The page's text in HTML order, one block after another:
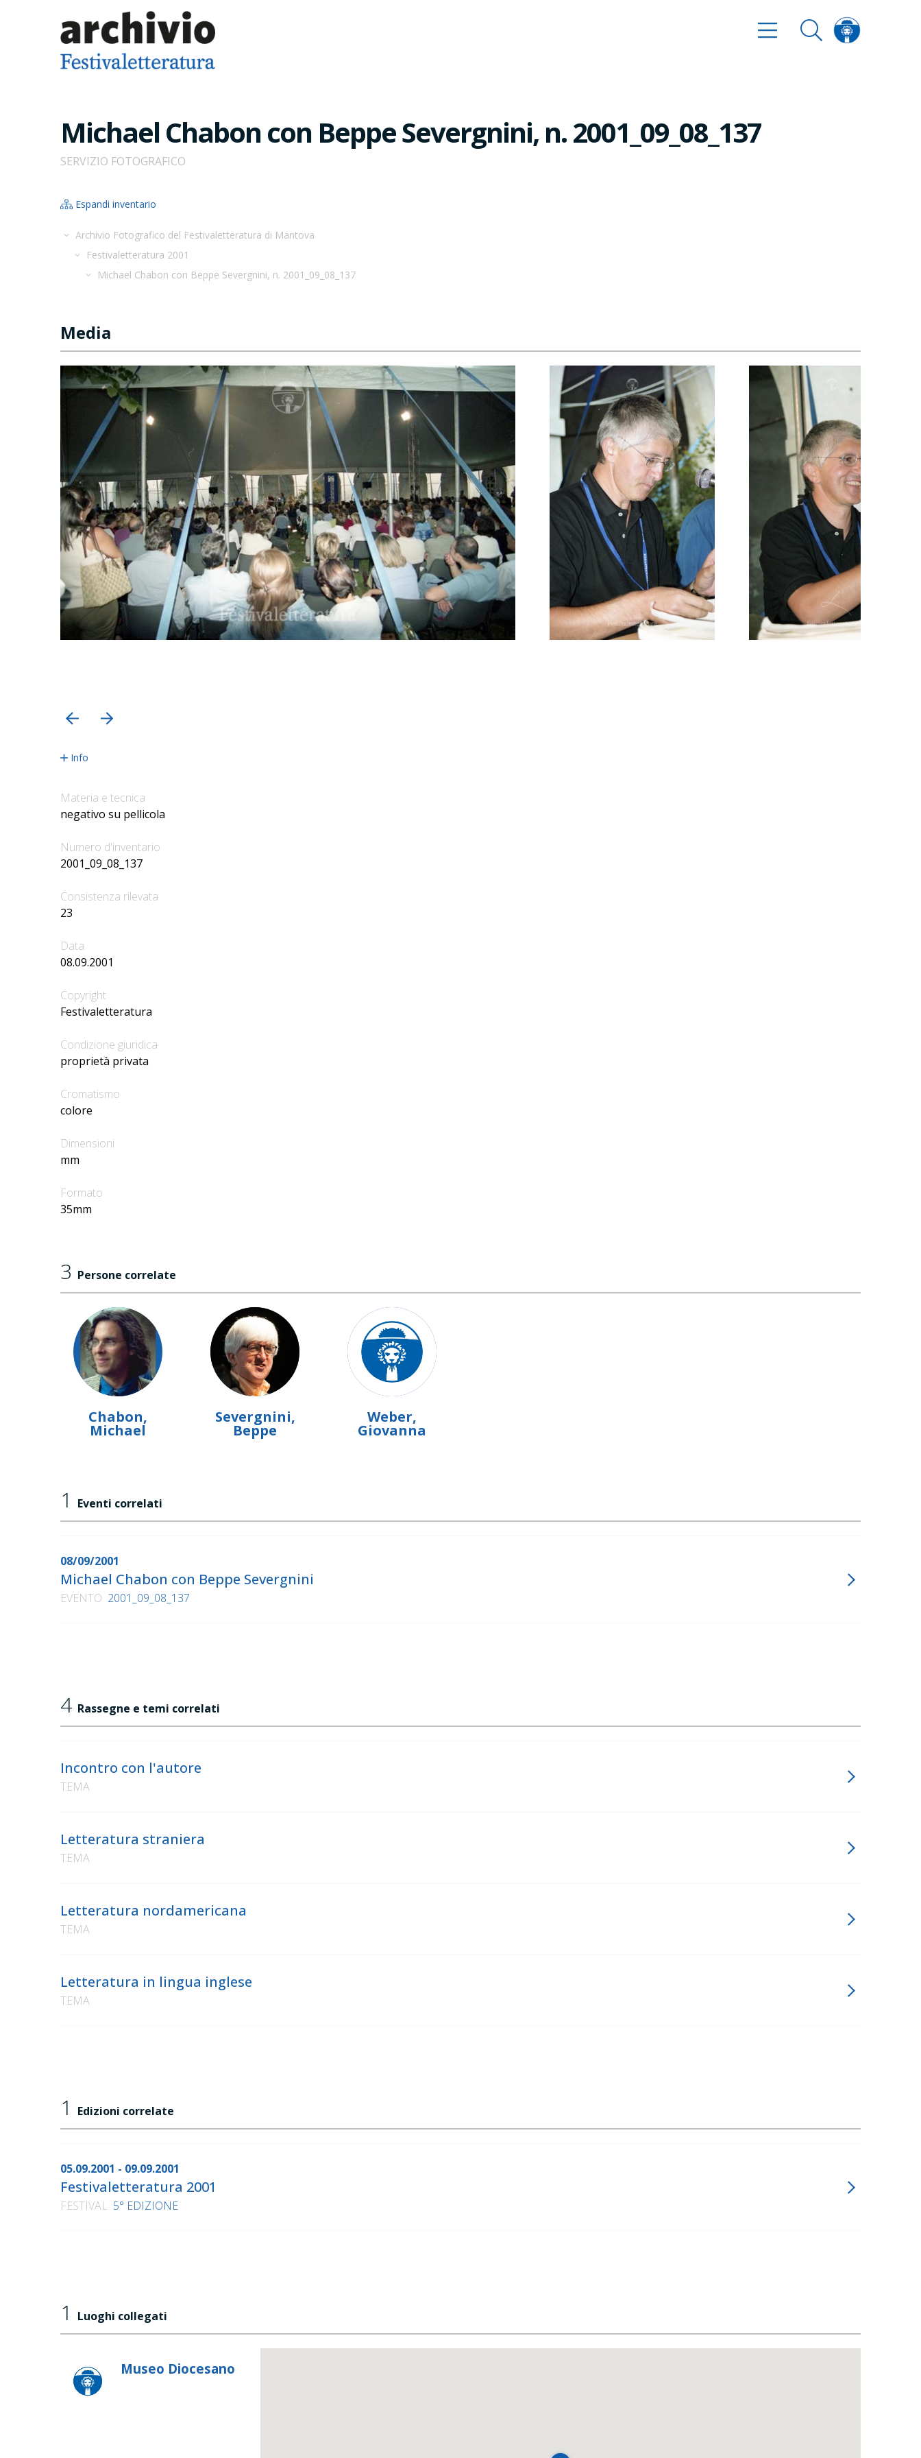
Michael Chabon con Beppe Severgnini, n. 2001_09_08_137
SERVIZIO FOTOGRAFICO
Espandi inventario
Archivio Fotografico del Festivaletteratura di Mantova
Festivaletteratura 2001
Michael Chabon con Beppe Severgnini, n. 2001_09_08_137
Media
Info
Materia e tecnica
negativo su pellicola
Numero d'inventario
2001_09_08_137
Consistenza rilevata
23
Data
08.09.2001
Copyright
Festivaletteratura
Condizione giuridica
proprietà privata
Cromatismo
colore
Dimensioni
mm
Formato
35mm
3 Persone correlate
Chabon,
Michael
Severgnini,
Beppe
Weber,
Giovanna
1 Eventi correlati
08/09/2001
Michael Chabon con Beppe Severgnini
EVENTO 2001_09_08_137
4 Rassegne e temi correlati
Incontro con l'autore
TEMA
Letteratura straniera
TEMA
Letteratura nordamericana
TEMA
Letteratura in lingua inglese
TEMA
1 Edizioni correlate
05.09.2001 - 09.09.2001
Festivaletteratura 2001
FESTIVAL 5° EDIZIONE
1 Luoghi collegati
Museo Diocesano